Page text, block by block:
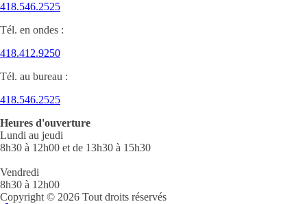
418.546.2525
Tél. en ondes :
418.412.9250
Tél. au bureau :
418.546.2525
Heures d'ouverture
Lundi au jeudi
8h30 à 12h00 et de 13h30 à 15h30
Vendredi
8h30 à 12h00
Copyright © 2026 Tout droits réservés